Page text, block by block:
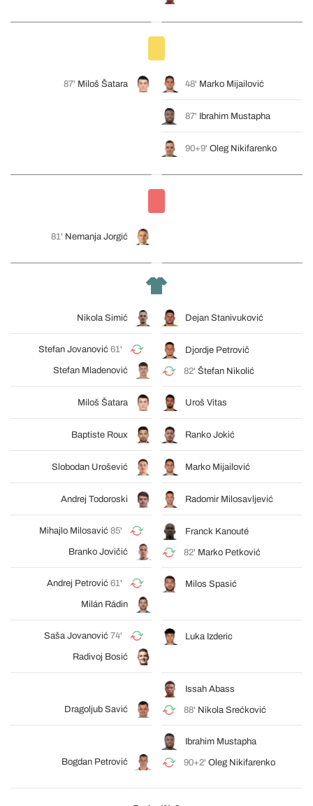
87' Miloš Šatara 48' Marko Mijailović
87' Ibrahim Mustapha
90+9' Oleg Nikifarenko
81' Nemanja Jorgić
Nikola Simić Dejan Stanivuković
Stefan Jovanović 61'
Stefan Mladenović
Djordje Petrovič
82' Štefan Nikolić
Miloš Šatara Uroš Vitas
Baptiste Roux Ranko Jokić
Slobodan Urošević Marko Mijailović
Andrej Todoroski Radomir Milosavljević
Mihajlo Milosavić 85'
Branko Jovičić
Franck Kanouté
82' Marko Petković
Andrej Petrović 61'
Milán Rádin
Milos Spasić
Saša Jovanović 74'
Radivoj Bosić
Luka Izderic
Dragoljub Savić
Issah Abass
88' Nikola Srećković
Bogdan Petrović
Ibrahim Mustapha
90+2' Oleg Nikifarenko